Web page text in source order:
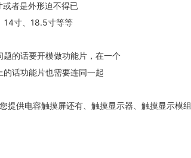
者是外形迫不得已
14寸、18.5寸等等
的话要开模做功能片，在一个
话功能片也需要连同一起
供电容触摸屏还有、触摸显示器、触摸显示模组